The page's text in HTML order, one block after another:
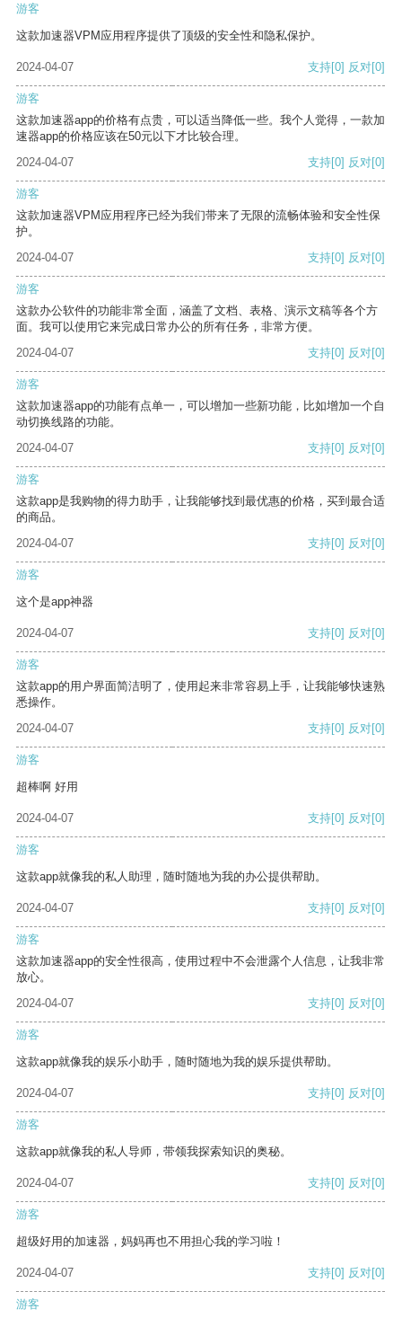
游客
这款加速器VPM应用程序提供了顶级的安全性和隐私保护。
2024-04-07 支持[0] 反对[0]
游客
这款加速器app的价格有点贵，可以适当降低一些。我个人觉得，一款加
速器app的价格应该在50元以下才比较合理。
2024-04-07
支持[0] 反对[0]
游客
这款加速器VPM应用程序已经为我们带来了无限的流畅体验和安全性保
护。
2024-04-07
支持[0] 反对[0]
游客
这款办公软件的功能非常全面，涵盖了文档、表格、演示文稿等各个方
面。我可以使用它来完成日常办公的所有任务，非常方便。
2024-04-07
支持[0] 反对[0]
游客
这款加速器app的功能有点单一，可以增加一些新功能，比如增加一个自
动切换线路的功能。
2024-04-07
支持[0] 反对[0]
游客
这款app是我购物的得力助手，让我能够找到最优惠的价格，买到最合适
的商品。
2024-04-07
支持[0] 反对[0]
游客
这个是app神器
2024-04-07 支持[0] 反对[0]
游客
这款app的用户界面简洁明了，使用起来非常容易上手，让我能够快速熟
悉操作。
2024-04-07
支持[0] 反对[0]
游客
超棒啊 好用
2024-04-07 支持[0] 反对[0]
游客
这款app就像我的私人助理，随时随地为我的办公提供帮助。
2024-04-07 支持[0] 反对[0]
游客
这款加速器app的安全性很高，使用过程中不会泄露个人信息，让我非常
放心。
2024-04-07
支持[0] 反对[0]
游客
这款app就像我的娱乐小助手，随时随地为我的娱乐提供帮助。
2024-04-07 支持[0] 反对[0]
游客
这款app就像我的私人导师，带领我探索知识的奥秘。
2024-04-07 支持[0] 反对[0]
游客
超级好用的加速器，妈妈再也不用担心我的学习啦！
2024-04-07 支持[0] 反对[0]
游客